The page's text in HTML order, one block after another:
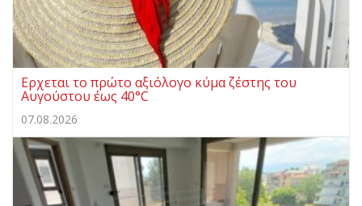
Ερχεται το πρώτο αξιόλογο κύμα ζέστης του
Αυγούστου έως 40°C
07.08.2026